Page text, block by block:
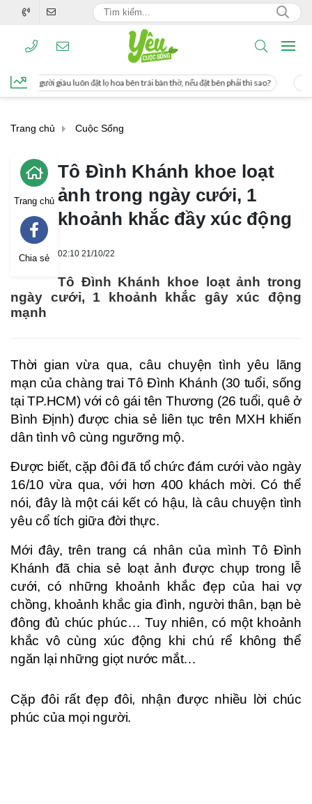
lọ hoa bên trái bàn thờ, nếu đặt bên phải thì sao? Cách uống nước mía
Trang chủ Cuộc Sống
Trang chủ
Chia sẻ
Tô Đình Khánh khoe loạt
ảnh trong ngày cưới, 1
khoảnh khắc đầy xúc động
02:10 21/10/22
Tô Đình Khánh khoe loạt ảnh trong
ngày cưới, 1 khoảnh khắc gây xúc động
mạnh
Thời gian vừa qua, câu chuyện tình yêu lãng
mạn của chàng trai Tô Đình Khánh (30 tuổi, sống
tại TP.HCM) với cô gái tên Thương (26 tuổi, quê ở
Bình Định) được chia sẻ liên tục trên MXH khiến
dân tình vô cùng ngưỡng mộ.
Được biết, cặp đôi đã tổ chức đám cưới vào ngày
16/10 vừa qua, với hơn 400 khách mời. Có thể
nói, đây là một cái kết có hậu, là câu chuyện tình
yêu cổ tích giữa đời thực.
Mới đây, trên trang cá nhân của mình Tô Đình
Khánh đã chia sẻ loạt ảnh được chụp trong lễ
cưới, có những khoảnh khắc đẹp của hai vợ
chồng, khoảnh khắc gia đình, người thân, bạn bè
đông đủ chúc phúc… Tuy nhiên, có một khoảnh
khắc vô cùng xúc động khi chú rể không thể
ngăn lại những giọt nước mắt…
Cặp đôi rất đẹp đôi, nhận được nhiều lời chúc
phúc của mọi người.